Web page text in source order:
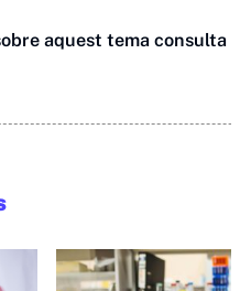
aquest tema consulta